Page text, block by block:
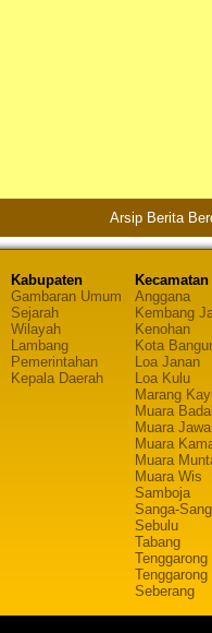
Arsip Berita
Kabupaten
Gambaran Umum
Sejarah
Wilayah
Lambang
Pemerintahan
Kepala Daerah
Kecamatan
Anggana
Kembang
Kenohan
Kota
Loa Janan
Loa Kulu
Marang
Muara
Muara Jawa
Muara
Muara
Muara Wis
Samboja
Sanga-
Sebulu
Tabang
Tenggarong
Tenggarong
Seberang